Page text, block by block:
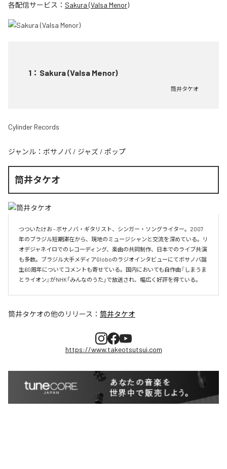
各配信サービス： Sakura (Valsa Menor)
1 ： Sakura (Valsa Menor)
筒井タケオ
Cylinder Records
ジャンル： ボサノバ / ジャズ / ポップ
筒井タケオ
つついたけお - ボサノバ・ギタリスト、シンガー・ソングライター。2007
年のブラジル短期滞在から、現地のミュージシャンと交流を深めている。リ
オデジャネイロでのレコーディング、楽曲の共同制作、日本でのライブ共演
も多数。ブラジル大手メディアGloboのラジオインタビューにてボサノバ誕
生60周年についてコメントも寄せている。国内においても自作曲『しまうま
とライオン』がNHK「みんなのうた」で放送され、幅広く好評を得ている。
筒井タケオの他のリリース： 筒井タケオ
https://www.takeotsutsui.com